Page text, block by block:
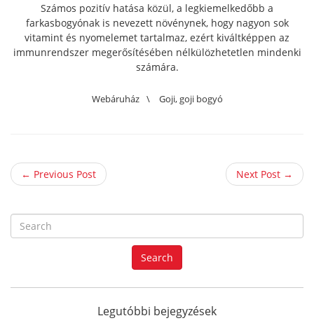
Számos pozitív hatása közül, a legkiemelkedőbb a
farkasbogyónak is nevezett növénynek, hogy nagyon sok
vitamint és nyomelemet tartalmaz, ezért kiváltképpen az
immunrendszer megerősítésében nélkülözhetetlen mindenki
számára.
Webáruház \ Goji,goji bogyó
← Previous Post Next Post →
e
a
r
f
Search
Legutóbbi bejegyzések